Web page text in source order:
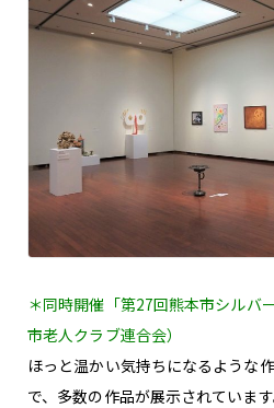
＊同時開催「第27回熊本市シルバ
市老人クラブ連合会）
ほっと温かい気持ちになるような
で、多数の作品が展示されています